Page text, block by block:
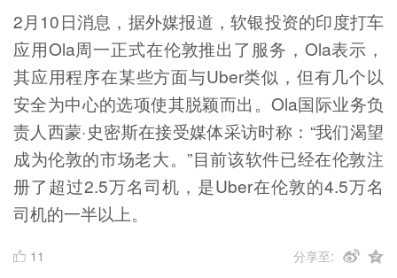
2月10日消息，据外媒报道，软银投资的印度打车
应用Ola周一正式在伦敦推出了服务，Ola表示，
其应用程序在某些方面与Uber类似，但有几个以
安全为中心的选项使其脱颖而出。Ola国际业务负
责人西蒙·史密斯在接受媒体采访时称：“我们渴望
成为伦敦的市场老大。”目前该软件已经在伦敦注
册了超过2.5万名司机，是Uber在伦敦的4.5万名
司机的一半以上。
11 分享至: